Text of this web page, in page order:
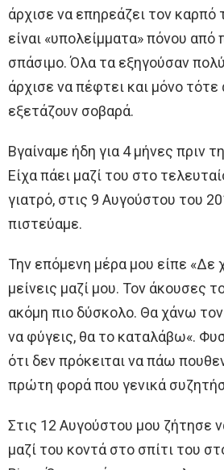
άρχισε να επηρεάζει τον καρπό
είναι «υπολείμματα» πόνου από
σπάσιμο. Όλα τα εξηγούσαν
άρχισε να πέφτει και μόνο τότε
εξετάζουν σοβαρά.
Βγαίναμε ήδη για 4 μήνες πριν
Είχα πάει μαζί του στο
γιατρό, στις 9 Αυγούστου του
πιστεύαμε.
Την επόμενη μέρα μου είπε «Δε
μείνεις μαζί μου. Τον άκουσες
ακόμη πιο δύσκολο. Θα χάνω
να φύγεις, θα το καταλάβω«.
ότι δεν πρόκειται να πάω
πρώτη φορά που γενικά
Στις 12 Αυγούστου μου ζήτησε
μαζί του κοντά στο σπίτι του